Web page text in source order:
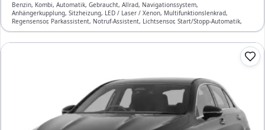
Benzin, Kombi, Automatik, Gebraucht, Allrad, Navigationssystem,
Anhängerkupplung, Sitzheizung, LED / Laser / Xenon, Multifunktionslenkrad,
Regensensor, Parkassistent, Notruf-Assistent, Lichtsensor, Start/Stopp-Automatik,
Bluetooth, Freisprecheinrichtung, Verkehrszeichen-Erkennung, ESP, ABS,